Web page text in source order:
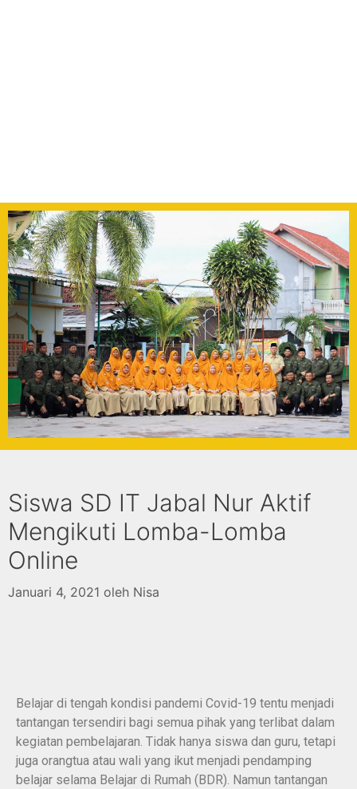
Siswa SD IT Jabal Nur Aktif
Mengikuti Lomba-Lomba
Online
Januari 4, 2021 oleh Nisa
Belajar di tengah kondisi pandemi Covid-19 tentu menjadi
tantangan tersendiri bagi semua pihak yang terlibat dalam
kegiatan pembelajaran. Tidak hanya siswa dan guru, tetapi
juga orangtua atau wali yang ikut menjadi pendamping
belajar selama Belajar di Rumah (BDR). Namun tantangan